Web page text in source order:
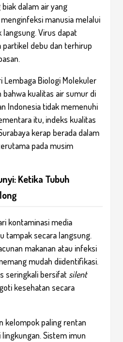
dalam air yang
manusia melalui
Virus dapat
partikel debu dan terhirup
Lembaga Biologi Molekuler
kualitas air sumur di
Indonesia tidak memenuhi
itu, indeks kualitas
kerap berada dalam
pada musim
Ketika Tubuh
kontaminasi media
tampak secara langsung.
makanan atau infeksi
mudah diidentifikasi.
seringkali bersifat silent
kesehatan secara
kelompok paling rentan
Sistem imun